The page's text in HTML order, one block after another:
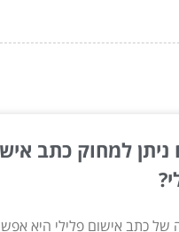
למחוק כתב
של כתב אישום פלילי היא